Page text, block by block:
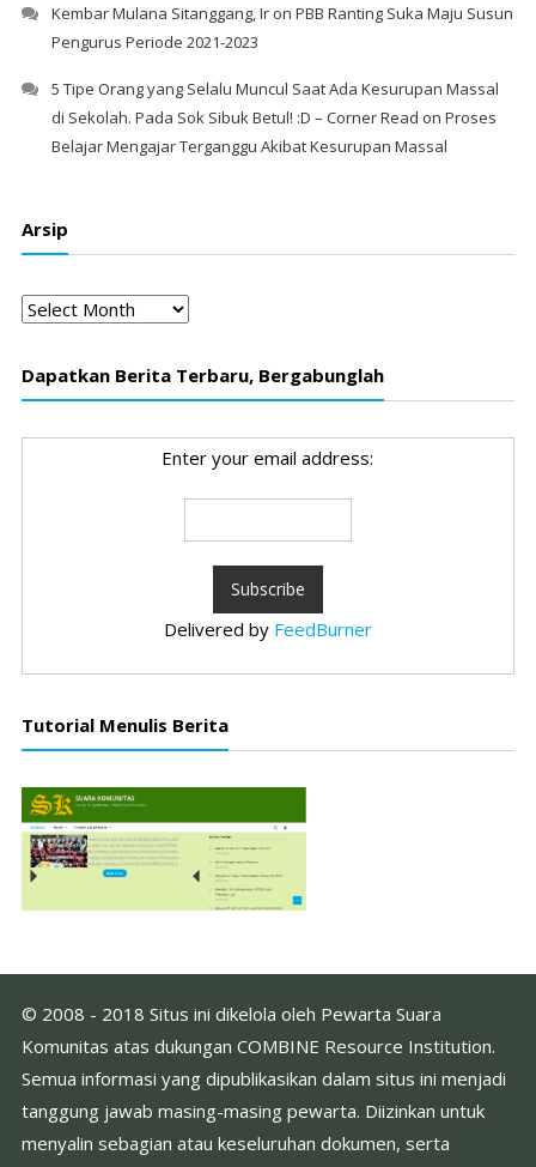
Kembar Mulana Sitanggang, Iron PBB Ranting Suka Maju Susun
Pengurus Periode 2021-2023
5 Tipe Orang yang Selalu Muncul Saat Ada Kesurupan Massal
di Sekolah. Pada Sok Sibuk Betul! :D – Corner Read on Proses
Belajar Mengajar Terganggu Akibat Kesurupan Massal
Arsip
Arsip
Dapatkan Berita Terbaru, Bergabunglah
Enter your email address:
Delivered by FeedBurner
Tutorial Menulis Berita
© 2008 - 2018 Situs ini dikelola oleh Pewarta Suara
Komunitas atas dukungan COMBINE Resource Institution.
Semua informasi yang dipublikasikan dalam situs ini menjadi
tanggung jawab masing-masing pewarta. Diizinkan untuk
menyalin sebagian atau keseluruhan dokumen, serta